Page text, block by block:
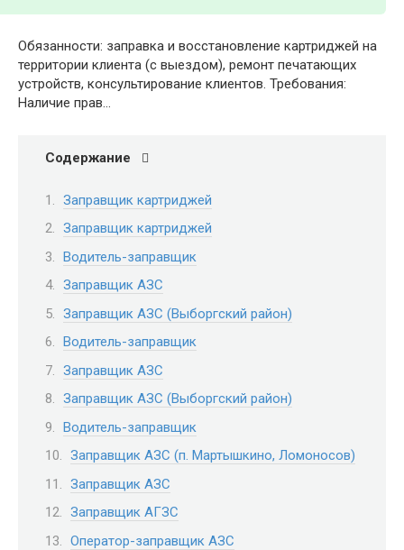
Обязанности: заправка и восстановление картриджей на
территории клиента (с выездом), ремонт печатающих
устройств, консультирование клиентов. Требования:
Наличие прав…
Содержание
Заправщик картриджей
Заправщик картриджей
Водитель-заправщик
Заправщик АЗС
Заправщик АЗС (Выборгский район)
Водитель-заправщик
Заправщик АЗС
Заправщик АЗС (Выборгский район)
Водитель-заправщик
Заправщик АЗС (п. Мартышкино, Ломоносов)
Заправщик АЗС
Заправщик АГЗС
Оператор-заправщик АЗС